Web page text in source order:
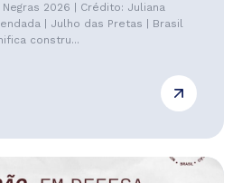
2026 | Crédito: Juliana
| Julho das Pretas | Brasil
constru...